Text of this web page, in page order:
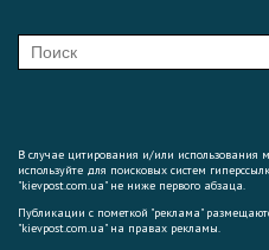
В случае цитирования и/или использования
используйте для поисковых систем
"kievpost.com.ua" не ниже первого абзаца.
Публикации с пометкой "реклама"
"kievpost.com.ua" на правах рекламы.